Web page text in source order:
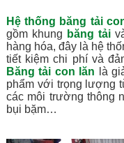
Hệ thống băng tải
gồm khung băng tải
hàng hóa, đây là hệ
tiết kiệm chi phí và
Băng tải con lăn là
phẩm với trọng lượng
các môi trường thông
bụi bặm…